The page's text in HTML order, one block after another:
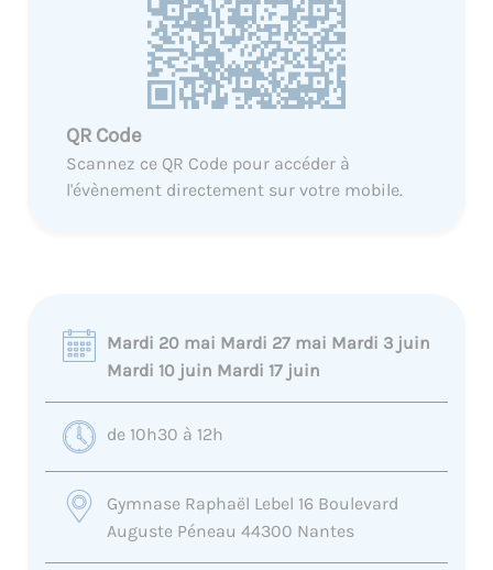
QR Code
Scannez ce QR Code pour accéder à
l'évènement directement sur votre mobile.
Mardi 20 mai Mardi 27 mai Mardi 3 juin
Mardi 10 juin Mardi 17 juin
de 10h30 à 12h
Gymnase Raphaël Lebel 16 Boulevard
Auguste Péneau 44300 Nantes